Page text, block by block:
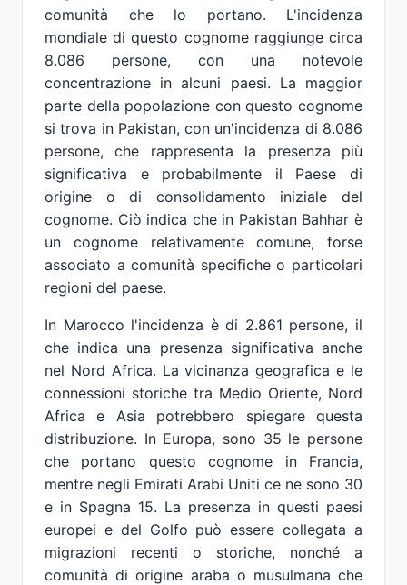
comunità che lo portano. L'incidenza
mondiale di questo cognome raggiunge circa
8.086 persone, con una notevole
concentrazione in alcuni paesi. La maggior
parte della popolazione con questo cognome
si trova in Pakistan, con un'incidenza di 8.086
persone, che rappresenta la presenza più
significativa e probabilmente il Paese di
origine o di consolidamento iniziale del
cognome. Ciò indica che in Pakistan Bahhar è
un cognome relativamente comune, forse
associato a comunità specifiche o particolari
regioni del paese.
In Marocco l'incidenza è di 2.861 persone, il
che indica una presenza significativa anche
nel Nord Africa. La vicinanza geografica e le
connessioni storiche tra Medio Oriente, Nord
Africa e Asia potrebbero spiegare questa
distribuzione. In Europa, sono 35 le persone
che portano questo cognome in Francia,
mentre negli Emirati Arabi Uniti ce ne sono 30
e in Spagna 15. La presenza in questi paesi
europei e del Golfo può essere collegata a
migrazioni recenti o storiche, nonché a
comunità di origine araba o musulmana che